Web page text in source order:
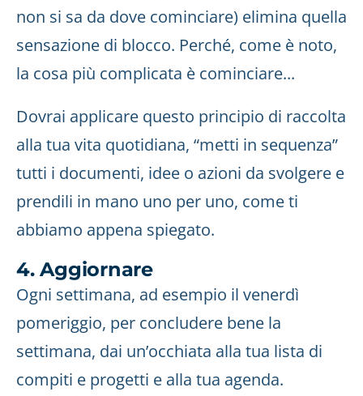
non si sa da dove cominciare) elimina quella
sensazione di blocco. Perché, come è noto,
la cosa più complicata è cominciare...
Dovrai applicare questo principio di raccolta
alla tua vita quotidiana, “metti in sequenza”
tutti i documenti, idee o azioni da svolgere e
prendili in mano uno per uno, come ti
abbiamo appena spiegato.
4. Aggiornare
Ogni settimana, ad esempio il venerdì
pomeriggio, per concludere bene la
settimana, dai un’occhiata alla tua lista di
compiti e progetti e alla tua agenda.